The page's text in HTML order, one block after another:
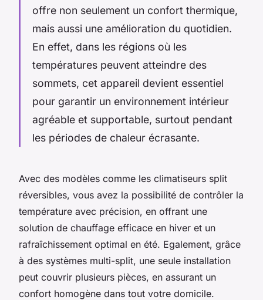
offre non seulement un confort thermique,
mais aussi une amélioration du quotidien.
En effet, dans les régions où les
températures peuvent atteindre des
sommets, cet appareil devient essentiel
pour garantir un environnement intérieur
agréable et supportable, surtout pendant
les périodes de chaleur écrasante.
Avec des modèles comme les climatiseurs split
réversibles, vous avez la possibilité de contrôler la
température avec précision, en offrant une
solution de chauffage efficace en hiver et un
rafraîchissement optimal en été. Egalement, grâce
à des systèmes multi-split, une seule installation
peut couvrir plusieurs pièces, en assurant un
confort homogène dans tout votre domicile.